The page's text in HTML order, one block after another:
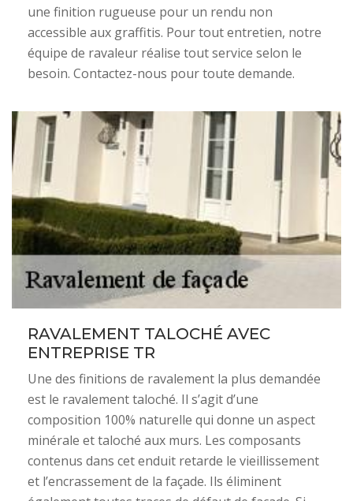
une finition rugueuse pour un rendu non
accessible aux graffitis. Pour tout entretien, notre
équipe de ravaleur réalise tout service selon le
besoin. Contactez-nous pour toute demande.
RAVALEMENT TALOCHÉ AVEC
ENTREPRISE TR
Une des finitions de ravalement la plus demandée
est le ravalement taloché. Il s’agit d’une
composition 100% naturelle qui donne un aspect
minérale et taloché aux murs. Les composants
contenus dans cet enduit retarde le vieillissement
et l’encrassement de la façade. Ils éliminent